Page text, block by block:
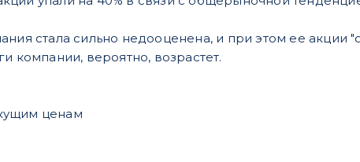
стала сильно недооценена, и при этом ее акции
компании, вероятно, возрастет.
ценам